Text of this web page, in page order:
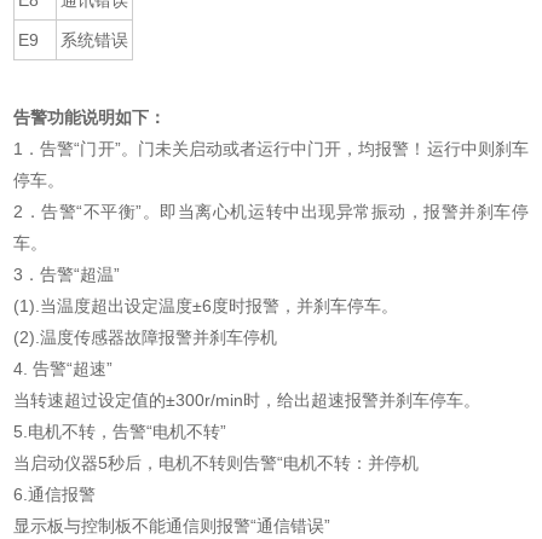
E9 系统错误
告警功能说明如下：
1．告警“门开”。门未关启动或者运行中门开，均报警！运行中则刹车
停车。
2．告警“不平衡”。即当离心机运转中出现异常振动，报警并刹车停
车。
3．告警“超温”
(1).当温度超出设定温度±6度时报警，并刹车停车。
(2).温度传感器故障报警并刹车停机
4. 告警“超速”
当转速超过设定值的±300r/min时，给出超速报警并刹车停车。
5.电机不转，告警“电机不转”
当启动仪器5秒后，电机不转则告警“电机不转：并停机
6.通信报警
显示板与控制板不能通信则报警“通信错误”